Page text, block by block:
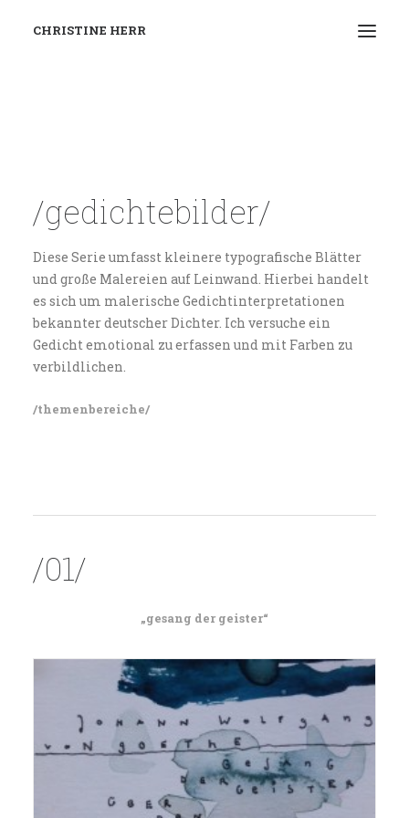
CHRISTINE HERR
VITA / AUSSTELLUNGEN
KONTAKT
/gedichtebilder/
Diese Serie umfasst kleinere typografische Blätter
und große Malereien auf Leinwand. Hierbei handelt
es sich um malerische Gedichtinterpretationen
bekannter deutscher Dichter. Ich versuche ein
Gedicht emotional zu erfassen und mit Farben zu
verbildlichen.
/themenbereiche/
/01/
„gesang der geister“